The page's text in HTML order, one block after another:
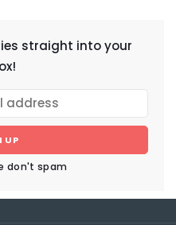
straight into your
UP
don't spam